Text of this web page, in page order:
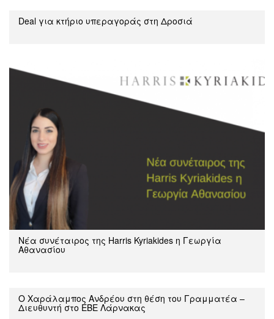
Deal για κτήριο υπεραγοράς στη Δροσιά
Νέα συνέταιρος της Harris Kyriakides η Γεωργία
Αθανασίου
Ο Χαράλαμπος Ανδρέου στη θέση του Γραμματέα –
Διευθυντή στο ΕΒΕ Λάρνακας